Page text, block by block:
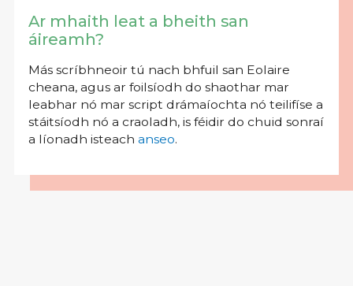
Ar mhaith leat a bheith san
áireamh?
Más scríbhneoir tú nach bhfuil san Eolaire
cheana, agus ar foilsíodh do shaothar mar
leabhar nó mar script drámaíochta nó teilifíse a
stáitsíodh nó a craoladh, is féidir do chuid sonraí
a líonadh isteach anseo.